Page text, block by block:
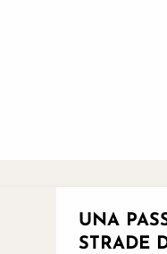
UNA
STRADE